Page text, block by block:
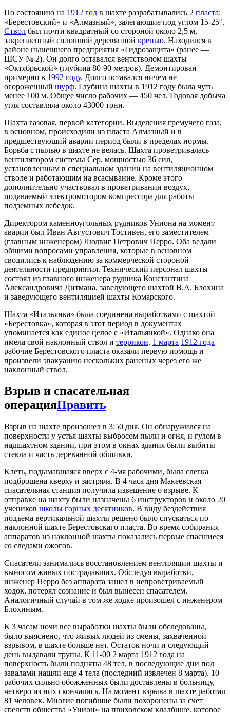
По состоянию на 1912 год в шахте разрабатывались 2 пласта:
«Берестовский» и «Алмазный», залегающие под углом 15-25°.
Ствол был почти квадратный со стороной около 2,5 м,
закрепленный сплошной деревянной крепью. Находился в
районе нынешнего предприятия «Гидрозащита» (ранее —
ШСУ № 2). Он долго оставался вентстволом шахты
«Октябрьской» (глубина 80-90 метров). Демонтирован
примерно в 1992 году. Долго оставался ничем не
огороженный шурф. Глубина шахты в 1912 году была чуть
менее 100 м. Общее число рабочих — 450 чел. Годовая добыча
угля составляла около 43000 тонн.
Шахта газовая, первой категории. Выделения гремучего газа,
в основном, происходили из пласта Алмазный и в
предшествующий аварии период были в пределах нормы.
Борьба с пылью в шахте не велась. Шахта проветривалась
вентилятором системы Сер, мощностью 36 сил,
установленным в специальном здании на вентиляционном
стволе и работающим на всасывание. Кроме этого
дополнительно участвовал в проветривании воздух,
подаваемый электромотором компрессора для работы
подземных лебедок.
Директором каменноугольных рудников Униона на момент
аварии был Иван Августович Тостивен, его заместителем
(главным инженером) Людвиг Петрович Перро. Оба ведали
общими вопросами управления, которые в основном
сводились к наблюдению за коммерческой стороной
деятельности предприятия. Технический персонал шахты
состоял из главного инженера рудника Константина
Александровича Дитмана, заведующего шахтой В.А. Блохина
и заведующего вентиляцией шахты Комарского.
Шахта «Итальянка» была соединена выработками с шахтой
«Берестовка», которая в этот период в документах
упоминается как единое целое с «Итальянкой». Однако она
имела свой наклонный ствол и террикон. 1 марта 1912 года
рабочие Берестовского пласта оказали первую помощь и
произвели эвакуацию нескольких раненых через его же
наклонный ствол.
Взрыв и спасательная
операцияПравить
Взрыв на шахте произошел в 3:50 дня. Он обнаружился на
поверхности у устья шахты выбросом пыли и огня, и гулом в
надшахтном здании, при этом в окнах здания были выбиты
стекла и часть деревянной обшивки.
Клеть, подымавшаяся вверх с 4-мя рабочими, была слегка
подброшена кверху и застряла. В 4 часа дня Макеевская
спасательная станция получила извещение о взрыве. К
отправке на шахту были назначены 6 инструкторов и около 20
учеников школы горных десятников. В виду бездействия
подъема вертикальной шахты решено было спускаться по
наклонной шахте Берестовскаго пласта. Во время собирания
аппаратов из наклонной шахты показались первые спасшиеся
со следами ожогов.
Спасатели занимались восстановлением вентиляции шахты и
выносом живых пострадавших. Обследуя выработки,
инженер Перро без аппарата зашел в непроветриваемый
ходок, потерял сознание и был вынесен спасателем.
Аналогичный случай в том же ходке произошел с инженером
Блохиным.
К 3 часам ночи все выработки шахты были обследованы,
было выяснено, что живых людей из смены, захваченной
взрывом, в шахте больше нет. Остаток ночи и следующий
день выдавали трупы. К 11-00 2 марта 1912 года на
поверхность были подняты 48 тел, в последующие дни под
завалами нашли еще 4 тела (последний извлечен 8 марта). 10
рабочих сильно обожженных были доставлены в больницу,
четверо из них скончались. На момент взрыва в шахте работал
81 человек. Многие погибшие были похоронены за счет
средств общества «Унион» на приходском кладбище, которое